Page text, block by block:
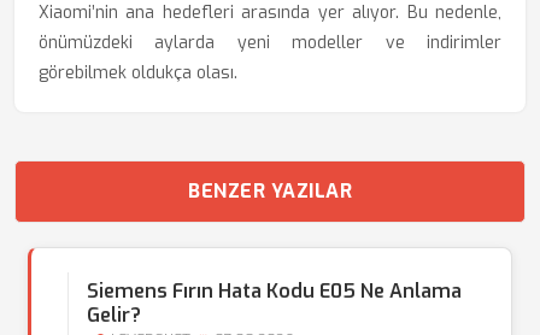
Xiaomi’nin ana hedefleri arasında yer alıyor. Bu nedenle,
önümüzdeki aylarda yeni modeller ve indirimler
görebilmek oldukça olası.
BENZER YAZILAR
Siemens Fırın Hata Kodu E05 Ne Anlama
Gelir?